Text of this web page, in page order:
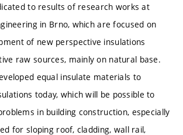
to results of research works at
in Brno, which are focused on
of new perspective insulations
raw sources, mainly on natural base.
equal insulate materials to
today, which will be possible to
in building construction, especially
for sloping roof, cladding, wall rail,